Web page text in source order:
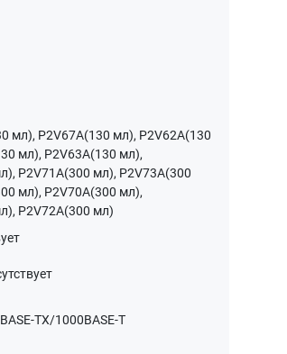
мл), P2V67A(130 мл), P2V62A(130
мл), P2V63A(130 мл),
P2V71A(300 мл), P2V73A(300
мл), P2V70A(300 мл),
P2V72A(300 мл)
TX/1000BASE-T